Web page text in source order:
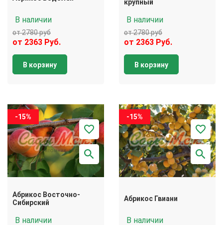
В наличии
от 2780 руб
от 2363 Руб.
В корзину
крупный
В наличии
от 2780 руб
от 2363 Руб.
В корзину
-15%
Абрикос Восточно-
Сибирский
В наличии
-15%
Абрикос Гвиани
В наличии